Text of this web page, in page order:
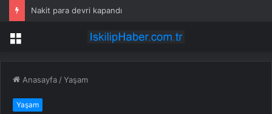
Nakit para devri kapandı
Menü
Anasayfa /Yaşam
Yaşam